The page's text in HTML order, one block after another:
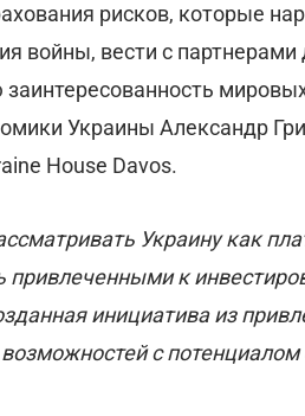
рисков, которые
войны, вести с партнерами
Украины Александр
House Davos.
Украину как
привлеченными к
инициатива из
с